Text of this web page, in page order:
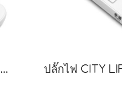
ปลั๊กไฟ CITY LIFE 16A 3500W รุ่น CTA-452 DUAL PORT